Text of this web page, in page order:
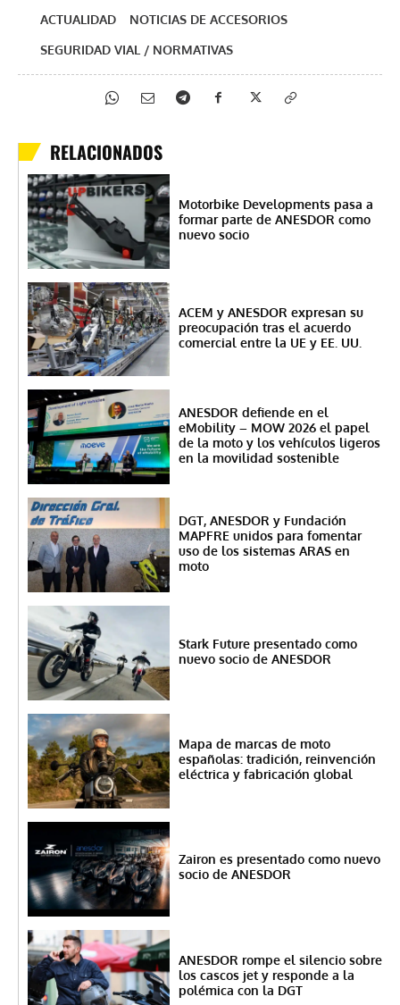
ACTUALIDAD
NOTICIAS DE ACCESORIOS
SEGURIDAD VIAL / NORMATIVAS
RELACIONADOS
Motorbike Developments pasa a
formar parte de ANESDOR como
nuevo socio
ACEM y ANESDOR expresan su
preocupación tras el acuerdo
comercial entre la UE y EE. UU.
ANESDOR defiende en el
eMobility – MOW 2026 el papel
de la moto y los vehículos ligeros
en la movilidad sostenible
DGT, ANESDOR y Fundación
MAPFRE unidos para fomentar
uso de los sistemas ARAS en
moto
Stark Future presentado como
nuevo socio de ANESDOR
Mapa de marcas de moto
españolas: tradición, reinvención
eléctrica y fabricación global
Zairon es presentado como nuevo
socio de ANESDOR
ANESDOR rompe el silencio sobre
los cascos jet y responde a la
polémica con la DGT